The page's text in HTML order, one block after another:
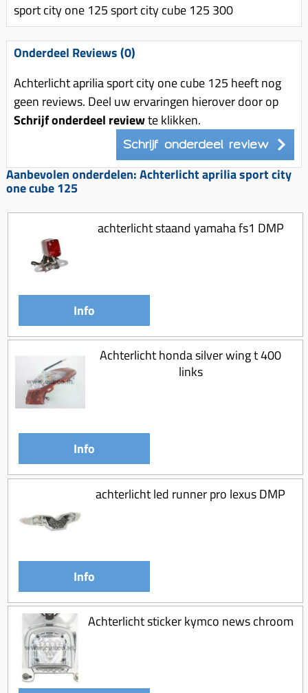
Radiateur (delen)
Waterpomp (delen)
V-snaren
Variorolsets
Pulley
Variateur (delen)
Voor tandwielen
Origineel zuigers
Tomos opvoeren (kits)
Koppeling compleet
Koppeling trekveer
Ketting / tandwiel
Koeling (delen)
Overbrenging
Remschijven
Voorrem kabel
Voorvork
Wiel (delen)
Zadel
Kickstart (delen)
Accessoires overig
Zadel
Speednut
sport city one 125 sport city cube 125 300
Onderdeel Reviews (0)
Achterlicht aprilia sport city one cube 125 heeft nog
geen reviews. Deel uw ervaringen hierover door op
Schrijf onderdeel reviewte klikken.
Schrijf onderdeel review
Aanbevolen onderdelen: Achterlicht aprilia sport city
one cube 125
achterlicht staand yamaha fs1 DMP
Info
Achterlicht honda silver wing t 400
links
Info
achterlicht led runner pro lexus DMP
Info
Achterlicht sticker kymco news chroom